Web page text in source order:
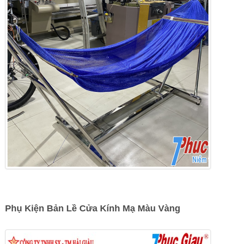
Phụ Kiện Bản Lề Cửa Kính Mạ Màu Vàng